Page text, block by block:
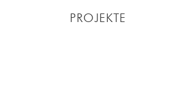
PROJEKTE